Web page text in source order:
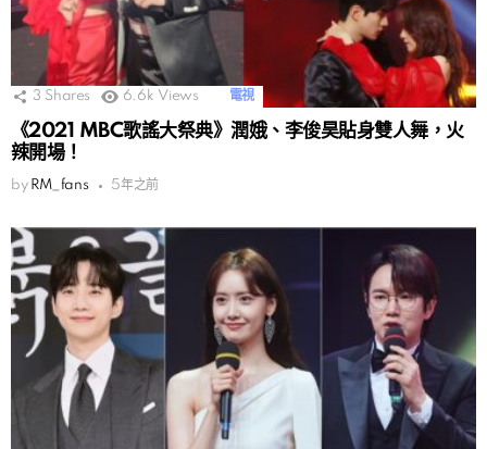
3 Shares 6.6k Views 電視
《2021 MBC歌謠大祭典》潤娥、李俊昊貼身雙人舞，火
辣開場！
by RM_fans 5年之前